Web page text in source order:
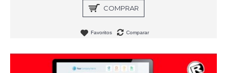
COMPRAR
Favoritos Comparar